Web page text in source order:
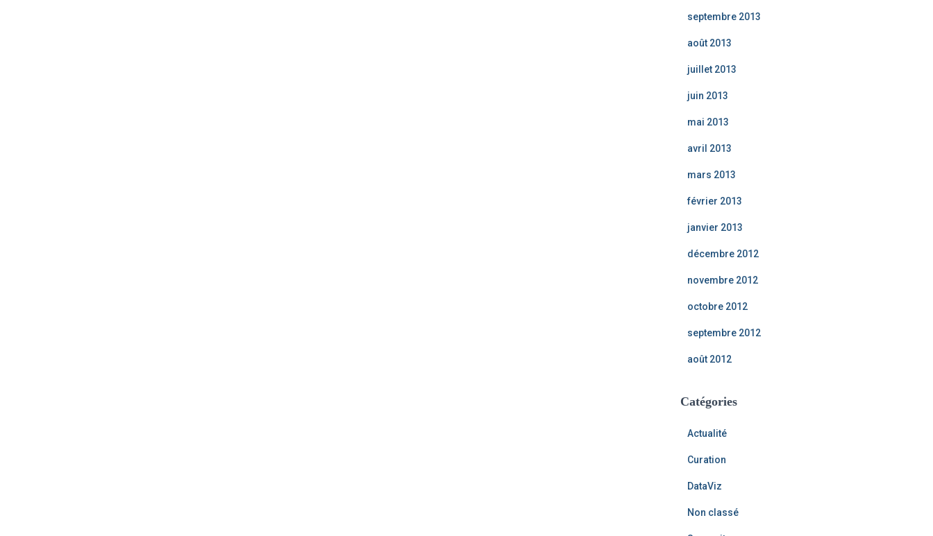
septembre 2013
août 2013
juillet 2013
juin 2013
mai 2013
avril 2013
mars 2013
février 2013
janvier 2013
décembre 2012
novembre 2012
octobre 2012
septembre 2012
août 2012
Catégories
Actualité
Curation
DataViz
Non classé